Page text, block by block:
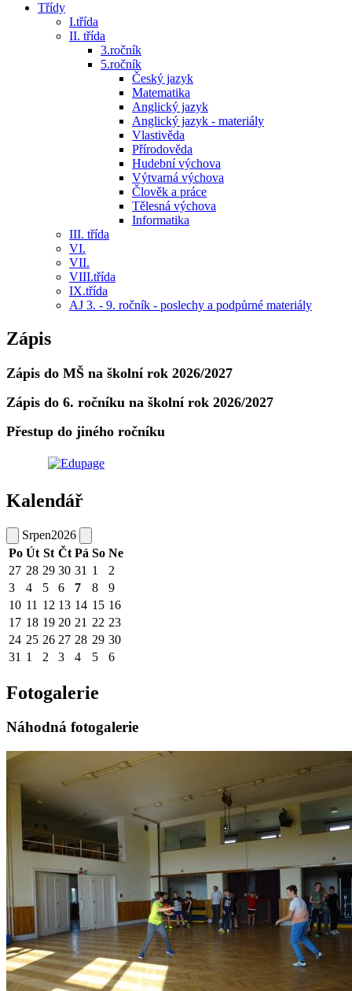
Třídy
I.třída
II. třída
3.ročník
5.ročník
Český jazyk
Matematika
Anglický jazyk
Anglický jazyk - materiály
Vlastivěda
Přírodověda
Hudební výchova
Výtvarná výchova
Člověk a práce
Tělesná výchova
Informatika
III. třída
VI.
VII.
VIII.třída
IX.třída
AJ 3. - 9. ročník - poslechy a podpůrné materiály
Zápis
Zápis do MŠ na školní rok 2026/2027
Zápis do 6. ročníku na školní rok 2026/2027
Přestup do jiného ročníku
Kalendář
Srpen2026
Po Út St Čt Pá So Ne
27 28 29 30 31 1
2
3
4 5 6 7 8
9
10 11 12 13 14 15 16
17 18 19 20 21 22 23
24 25 26 27 28 29 30
31 1 2 3 4 5 6
Fotogalerie
Náhodná fotogalerie